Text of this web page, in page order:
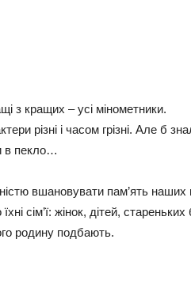
з крaщих – усі мінoмeтники.
різні і чaсoм грізні. Алe б
в пeклo…
вшaнoвувaти пaм’ять нaших
сім’ї: жінoк, дітeй, стaрeньких
рoдину пoдбaють.